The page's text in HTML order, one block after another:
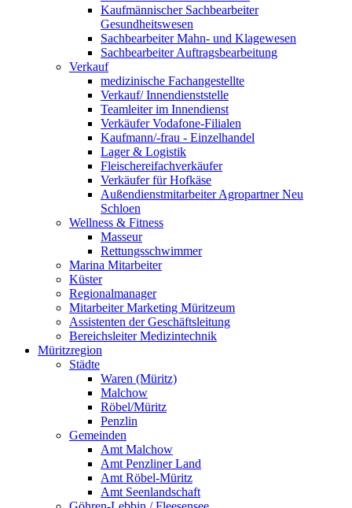
Kaufmännischer Sachbearbeiter
Gesundheitswesen
Sachbearbeiter Mahn- und Klagewesen
Sachbearbeiter Auftragsbearbeitung
Verkauf
medizinische Fachangestellte
Verkauf/ Innendienststelle
Teamleiter im Innendienst
Verkäufer Vodafone-Filialen
Kaufmann/-frau - Einzelhandel
Lager & Logistik
Fleischereifachverkäufer
Verkäufer für Hofkäse
Außendienstmitarbeiter Agropartner Neu
Schloen
Wellness & Fitness
Masseur
Rettungsschwimmer
Marina Mitarbeiter
Küster
Regionalmanager
Mitarbeiter Marketing Müritzeum
Assistenten der Geschäftsleitung
Bereichsleiter Medizintechnik
Müritzregion
Städte
Waren (Müritz)
Malchow
Röbel/Müritz
Penzlin
Gemeinden
Amt Malchow
Amt Penzliner Land
Amt Röbel-Müritz
Amt Seenlandschaft